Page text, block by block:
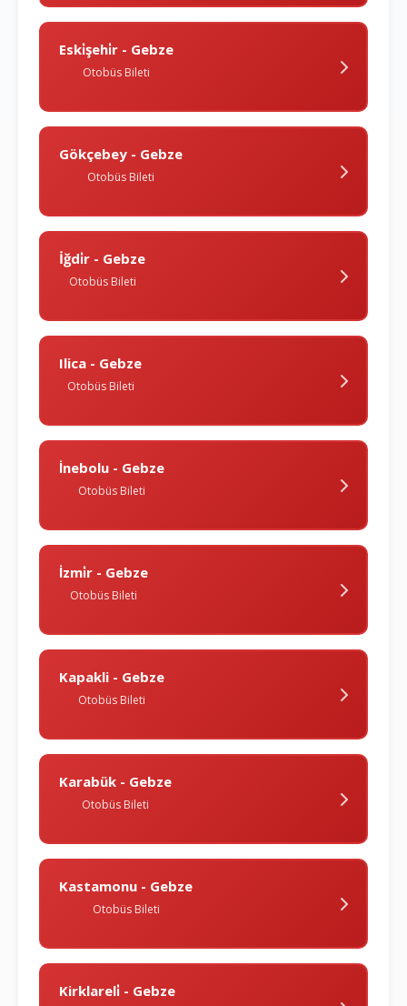
Eski̇şehi̇r - Gebze
Otobüs Bileti
Gökçebey - Gebze
Otobüs Bileti
İğdi̇r - Gebze
Otobüs Bileti
Ilica - Gebze
Otobüs Bileti
İnebolu - Gebze
Otobüs Bileti
İzmi̇r - Gebze
Otobüs Bileti
Kapakli - Gebze
Otobüs Bileti
Karabük - Gebze
Otobüs Bileti
Kastamonu - Gebze
Otobüs Bileti
Kirklareli̇ - Gebze